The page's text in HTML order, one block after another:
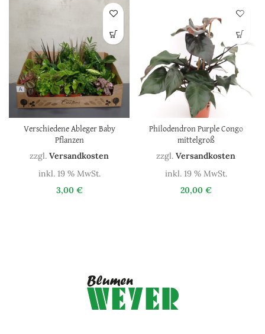
Verschiedene Ableger Baby
Pflanzen
3,00 €
inkl. 19 % MwSt.
zzgl. Versandkosten
Philodendron Purple Congo
mittelgroß
20,00 €
inkl. 19 % MwSt.
zzgl. Versandkosten